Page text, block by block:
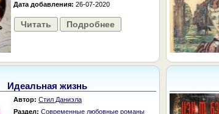
Дата добавления: 26-07-2020
Читать Подробнее
Идеальная жизнь
Автор: Стил Даниэла
Раздел: Современные любовные романы